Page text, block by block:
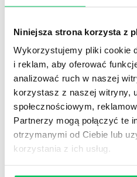
Niniejsza strona korzysta z
Wykorzystujemy pliki cookie
i reklam, aby oferować
analizować ruch w naszej
korzystasz z naszej witryny,
społecznościowym,
Partnerzy mogą połączyć te
otrzymanymi od Ciebie lub
korzystania z ich usług.
Nowy użytkownik?
Zobacz co
wikiGamma+